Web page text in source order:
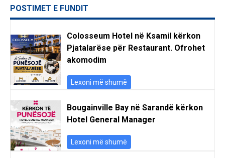
POSTIMET E FUNDIT
Colosseum Hotel në Ksamil kërkon
Pjatalarëse për Restaurant. Ofrohet
akomodim
Lexoni më shumë
Bougainville Bay në Sarandë kërkon
Hotel General Manager
Lexoni më shumë